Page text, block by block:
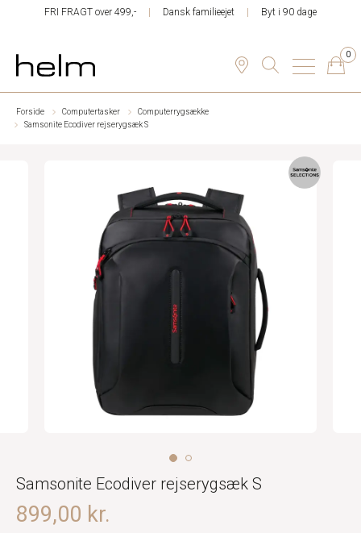
FRI FRAGT over 499,- Dansk familieejet Byt i 90 dage
0
Forside Computertasker
Computerrygsække
Samsonite Ecodiver rejserygsæk S
Samsonite Ecodiver rejserygsæk S
899,00 kr.